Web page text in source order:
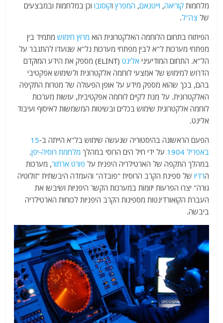
מלחמותקוריאה, וייטנאם, המפרץ וקוסובו וכן במלחמות ובמבצעים
של צה"ל.
הפיתוח בתחום הלוחמה האלקטרונית הוא מרוץ חימוש מתמיד בין
מפתחי מערכות ל"א לבין מפתחי מערכות נל"א שנועדו להתגבר על
הל"א. התחום המודיעיני אלינט
(ELINT) מספק את הידע המוקדם
הדרוש למימוש של אמצעי לוחמה אלקטרונית ולשימוש אפקטיבי
בהם, בכך שהוא מספק מידע על אופן הפעולה של מטרות התקיפה
האלקטרונית. על מנת לקיים לוחמה אפקטיבית, עושות מערכות
לוחמה אלקטרונית שימוש בכלים ובשיטות המשמשות לאיסוף ועיבוד
אלינט.
הפעם הראשונה בהיסטוריה שנעשה שימוש בל"א הייתה ב-15
באפריל 1904 על ידי חיל הים הרוסי במהלך מלחמת רוסיה-יפן.
במהלך התקפה של הארטילריה היפנית על פורט ארתור, מערכות
הרדיו של ספינת הקרב הרוסית "פובדה" והעמדה היבשתית "זולוטיה
גורה" יצרו הפרעות יזומות במערכות הקשר היפניות ושיבשו את
העברת הקואורדינטות מספינות הקרב היפניות לכוחות הארטילריה
ביבשה.